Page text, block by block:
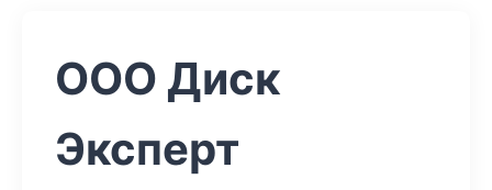
ООО Диск
Эксперт